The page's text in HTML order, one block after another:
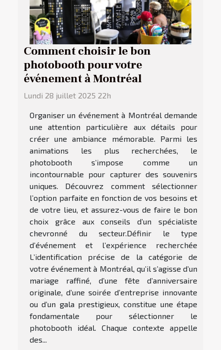
Comment choisir le bon
photobooth pour votre
événement à Montréal
Lundi 28 juillet 2025 22h
Organiser un événement à Montréal demande
une attention particulière aux détails pour
créer une ambiance mémorable. Parmi les
animations les plus recherchées, le
photobooth s’impose comme un
incontournable pour capturer des souvenirs
uniques. Découvrez comment sélectionner
l’option parfaite en fonction de vos besoins et
de votre lieu, et assurez-vous de faire le bon
choix grâce aux conseils d’un spécialiste
chevronné du secteur.Définir le type
d’événement et l’expérience recherchée
L’identification précise de la catégorie de
votre événement à Montréal, qu’il s’agisse d’un
mariage raffiné, d’une fête d’anniversaire
originale, d’une soirée d’entreprise innovante
ou d’un gala prestigieux, constitue une étape
fondamentale pour sélectionner le
photobooth idéal. Chaque contexte appelle
des...